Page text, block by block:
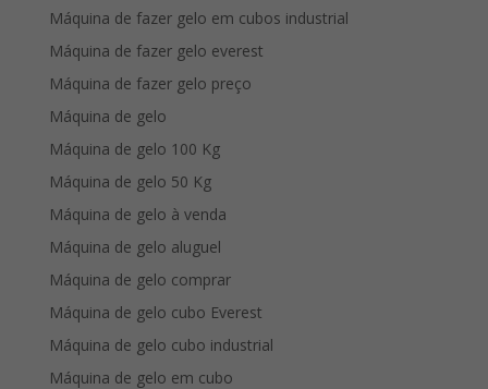
Máquina de fazer gelo em cubos industrial
Máquina de fazer gelo everest
Máquina de fazer gelo preço
Máquina de gelo
Máquina de gelo 100 Kg
Máquina de gelo 50 Kg
Máquina de gelo à venda
Máquina de gelo aluguel
Máquina de gelo comprar
Máquina de gelo cubo Everest
Máquina de gelo cubo industrial
Máquina de gelo em cubo